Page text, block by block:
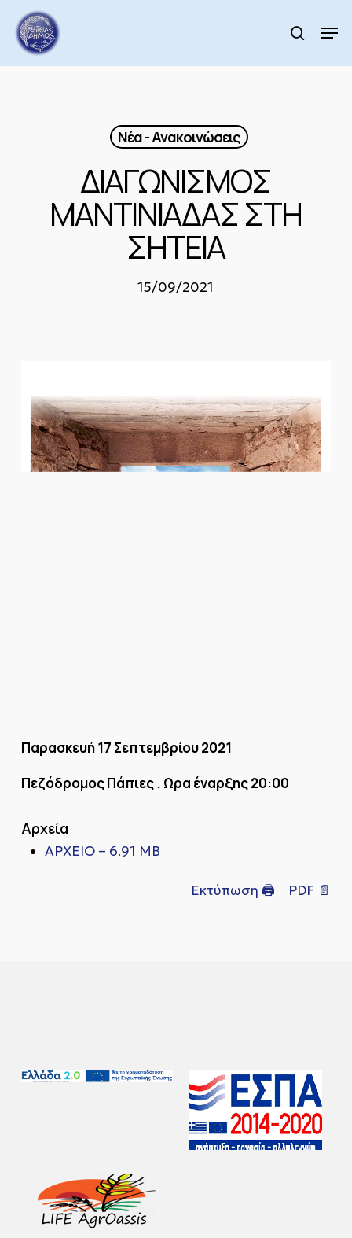
main
content
search
Νέα - Ανακοινώσεις
ΔΙΑΓΩΝΙΣΜΟΣ
ΜΑΝΤΙΝΙΑΔΑΣ ΣΤΗ
ΣΗΤΕΙΑ
15/09/2021
Παρασκευή 17 Σεπτεμβρίου 2021
Πεζόδρομος Πάπιες . Ωρα έναρξης 20:00
Αρχεία
ΑΡΧΕΙΟ – 6.91 MB
Εκτύπωση 🖨 PDF 📄